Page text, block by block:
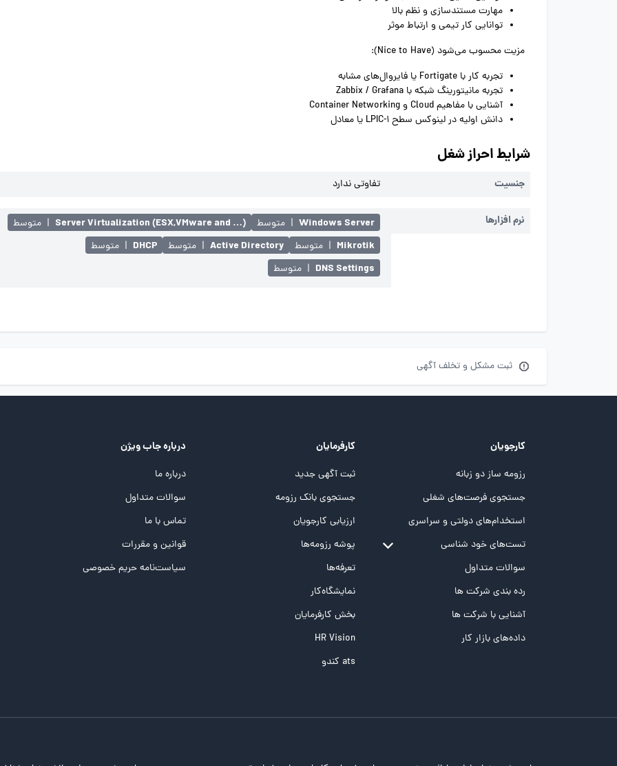
مهارت مستندسازی و نظم بالا
توانایی کار تیمی و ارتباط موثر
مزیت محسوب می‌شود (Nice to Have):
تجربه کار با Fortigate یا فایروال‌های مشابه
تجربه مانیتورینگ شبکه با Zabbix / Grafana
آشنایی با مفاهیم Cloud و Container Networking
دانش اولیه در لینوکس سطح LPIC-1 یا معادل
شرایط احراز شغل
جنسیت تفاوتی ندارد
نرم افزارها Windows Server
| متوسط Server Virtualization (ESX,VMware and …)
| متوسط
Mikrotik
| متوسط Active Directory
| متوسط DHCP
| متوسط
DNS Settings
| متوسط
ثبت مشکل و تخلف آگهی
کارجویان
رزومه ساز دو زبانه
جستجوی فرصت‌های شغلی
استخدام‌های دولتی و سراسری
تست‌های خود شناسی
تست MBTI
تست تیپ سنجی شغلی Holland
تست NEO
تست هوش های چندگانه
سوالات متداول
رده بندی شرکت ها
آشنایی با شرکت ها
داده‌های بازار کار
کارفرمایان
ثبت آگهی جدید
جستجوی بانک رزومه
ارزیابی کارجویان
پوشه‌‌ رزومه‌ها
تعرفه‌ها
نمایشگاه‌کار
بخش کارفرمایان
HR Vision
ats کندو
درباره جاب ویژن
درباره ما
سوالات متداول
تماس با ما
قوانین و مقررات
سیاست‌نامه حریم خصوصی